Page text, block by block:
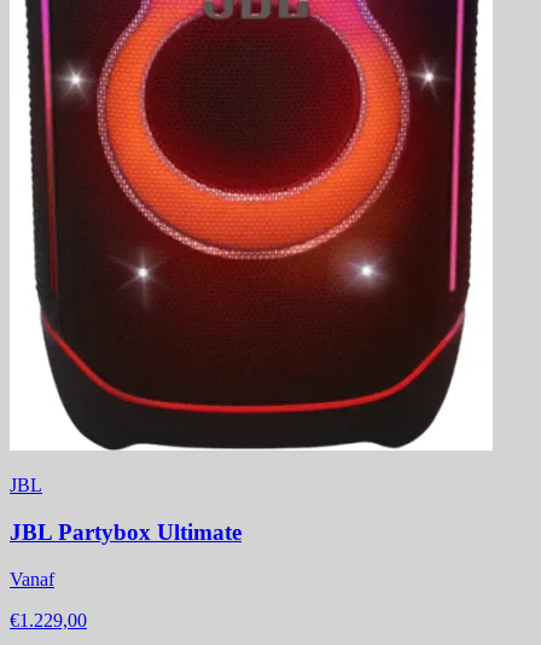
JBL
JBL Partybox Ultimate
Vanaf
€1.229,00